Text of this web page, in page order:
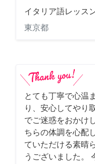
イタリア語レッス
東京都
とても丁寧で心温
り、安心してやり
でご迷惑をおかけ
ちらの体調を心配
ていただける素晴
うございました。